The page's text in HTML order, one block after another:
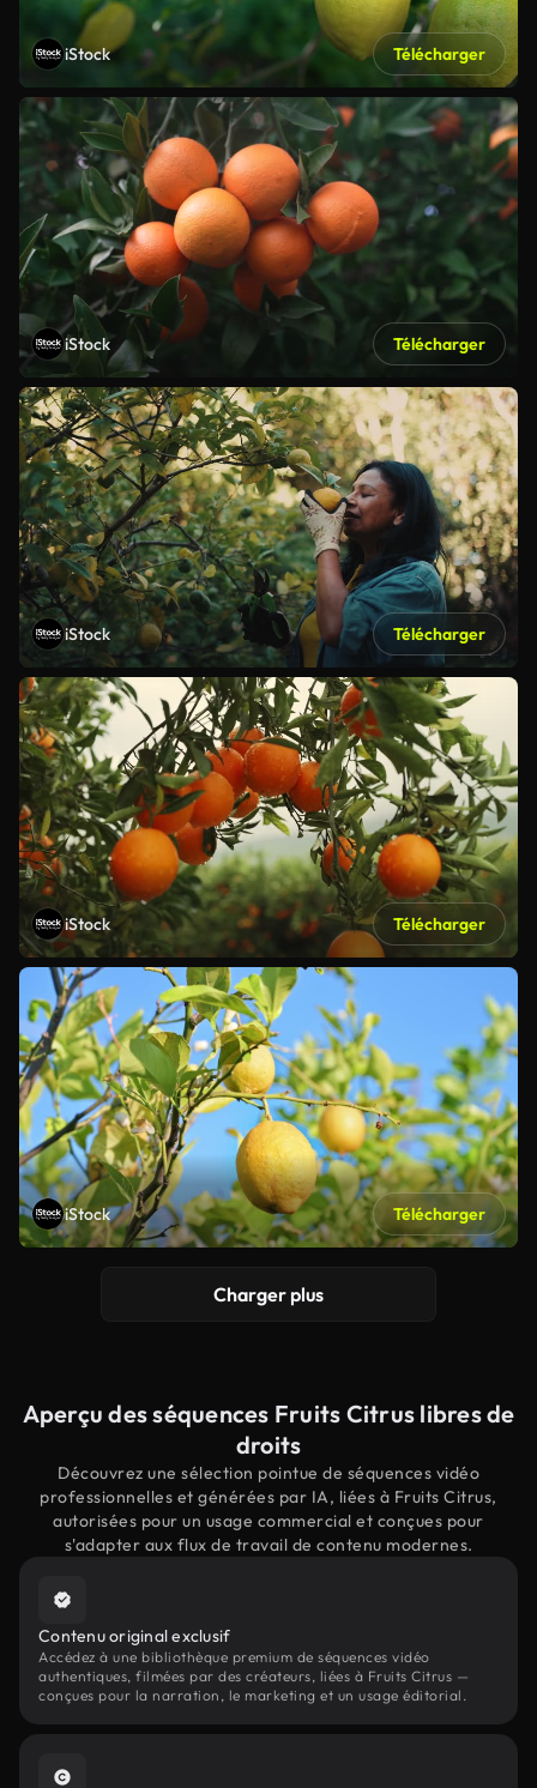
iStock Télécharger
iStock Télécharger
iStock Télécharger
iStock Télécharger
iStock Télécharger
Charger plus
Aperçu des séquences Fruits Citrus libres de
droits
Découvrez une sélection pointue de séquences vidéo
professionnelles et générées par IA, liées à Fruits Citrus,
autorisées pour un usage commercial et conçues pour
s'adapter aux flux de travail de contenu modernes.
Contenu original exclusif
Accédez à une bibliothèque premium de séquences vidéo
authentiques, filmées par des créateurs, liées à Fruits Citrus —
conçues pour la narration, le marketing et un usage éditorial.